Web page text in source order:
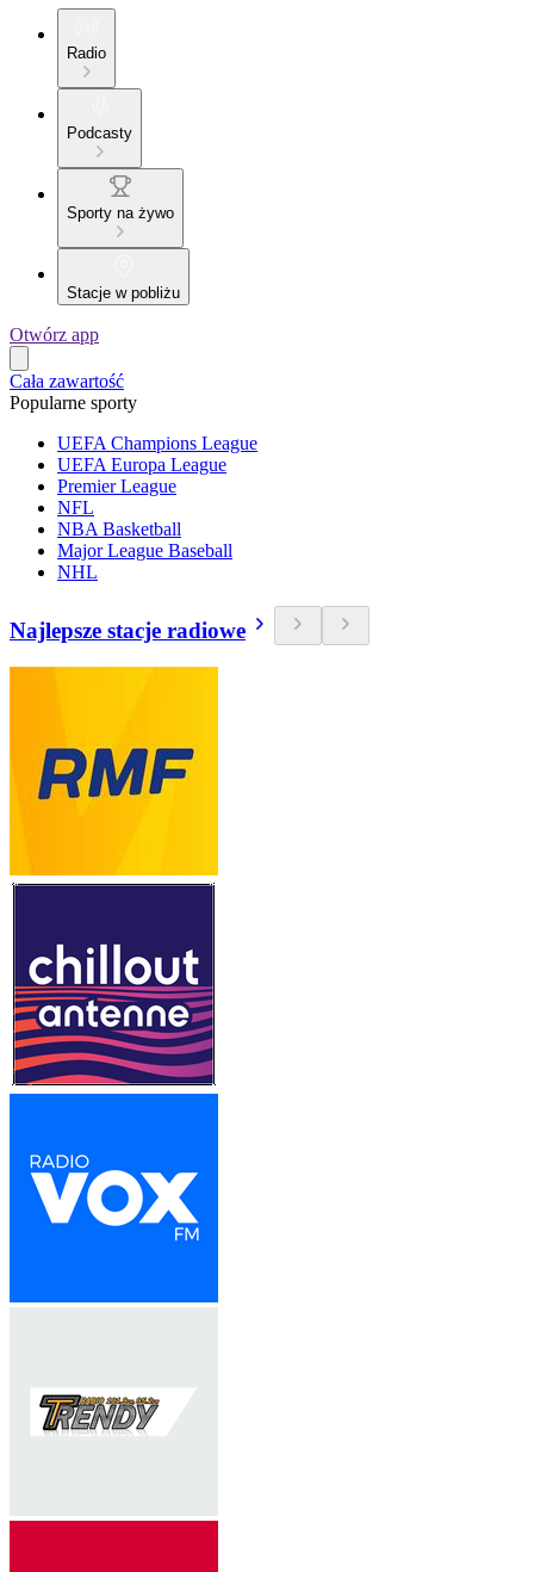
Radio
Podcasty
Sporty na żywo
Stacje w pobliżu
Otwórz app
Cała zawartość
Popularne sporty
UEFA Champions League
UEFA Europa League
Premier League
NFL
NBA Basketball
Major League Baseball
NHL
Najlepsze stacje radiowe